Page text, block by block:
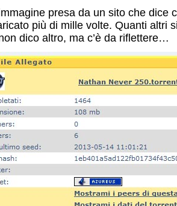
presa da un sito che dice
più di mille volte. Quanti altri
dico altro, ma c’è da riflettere…